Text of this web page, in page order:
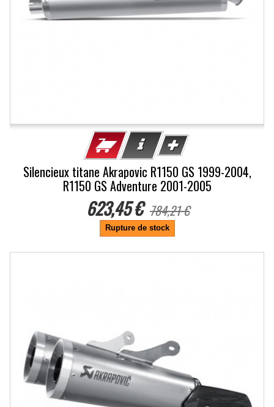
Silencieux titane Akrapovic R1150 GS 1999-2004,
R1150 GS Adventure 2001-2005
623,45 € 784,21 €
Rupture de stock